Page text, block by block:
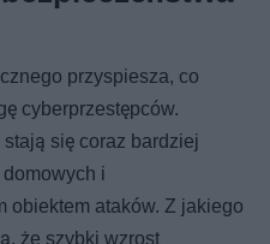
przyspiesza, co
cyberprzestępców.
się coraz bardziej
i
obiektem ataków. Z jakiego
że szybki wzrost